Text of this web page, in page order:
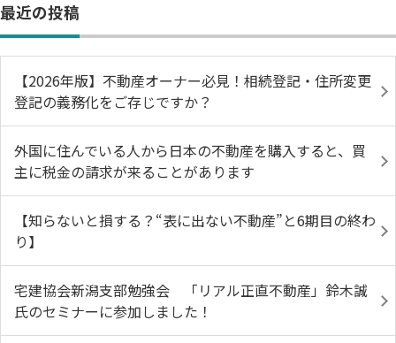
最近の投稿
【2026年版】不動産オーナー必見！相続登記・住所変更
登記の義務化をご存じですか？
外国に住んでいる人から日本の不動産を購入すると、買
主に税金の請求が来ることがあります
【知らないと損する？“表に出ない不動産”と6期目の終わ
り】
宅建協会新潟支部勉強会 「リアル正直不動産」鈴木誠
氏のセミナーに参加しました！